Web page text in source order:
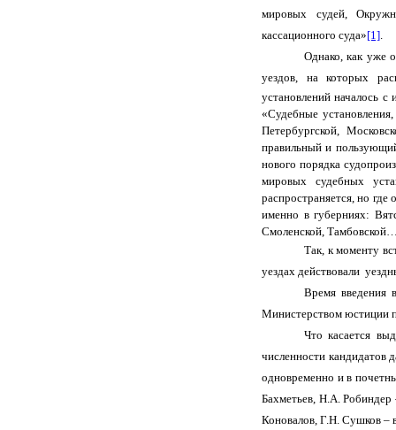
мировых судей,
кассационного суда»[1].
Однако, как уже
уездов, на которых
установлений началось
«Судебные
Петербургской,
правильный и
нового порядка
мировых судебных
распространяется, но
именно в губерниях:
Смоленской,
Так, к моменту
уездах действовали
Время введения
Министерством юстиции
Что касается
численности кандидатов
одновременно и в
Бахметьев, Н.А.
Коновалов, Г.Н. Сушков –